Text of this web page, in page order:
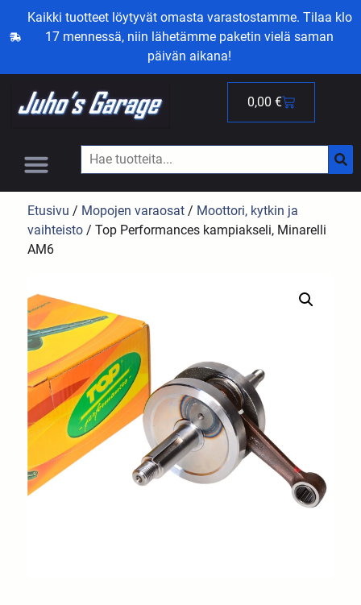
Kaikki tuotteet löytyvät omasta varastostamme. Tilaa klo
17 mennessä, niin lähetämme paketin vielä saman
päivän aikana!
0,00 €
Etusivu / Mopojen varaosat / Moottori, kytkin ja
vaihteisto / Top Performances kampiakseli, Minarelli
AM6